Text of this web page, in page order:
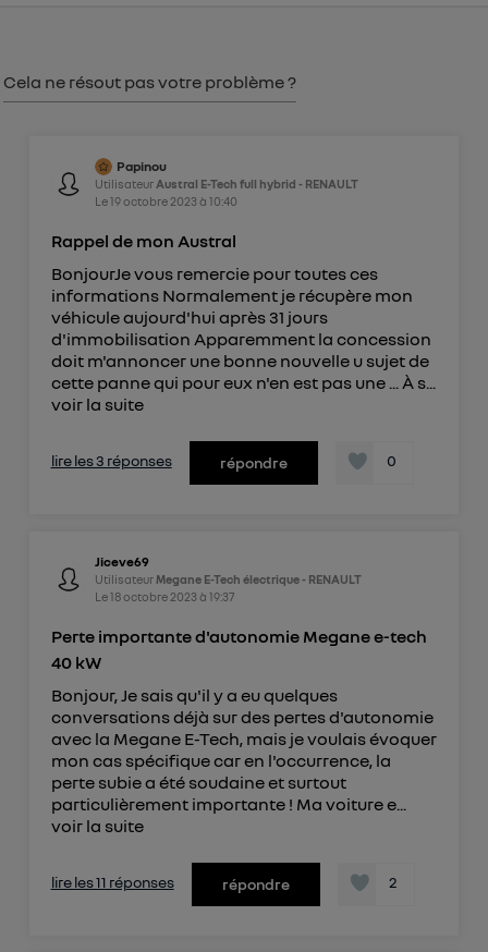
Cela ne résout pas votre problème ?
Papinou
Utilisateur Austral E-Tech full hybrid - RENAULT
Le19 octobre 2023 à 10:40
Rappel de mon Austral
BonjourJe vous remercie pour toutes ces
informations Normalement je récupère mon
véhicule aujourd'hui après 31 jours
d'immobilisation Apparemment la concession
doit m'annoncer une bonne nouvelle u sujet de
cette panne qui pour eux n'en est pas une ... À s...
voir la suite
lire les 3 réponses répondre 0
Jiceve69
Utilisateur Megane E-Tech électrique - RENAULT
Le18 octobre 2023 à 19:37
Perte importante d'autonomie Megane e-tech
40 kW
Bonjour, Je sais qu'il y a eu quelques
conversations déjà sur des pertes d'autonomie
avec la Megane E-Tech, mais je voulais évoquer
mon cas spécifique car en l'occurrence, la
perte subie a été soudaine et surtout
particulièrement importante ! Ma voiture e...
voir la suite
lire les 11 réponses répondre 2
Pour plus d'informations, veuillez consulter